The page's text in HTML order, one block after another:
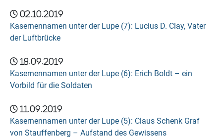
02.10.2019
Kasernennamen unter der Lupe (7): Lucius D. Clay, Vater
der Luftbrücke
18.09.2019
Kasernennamen unter der Lupe (6): Erich Boldt – ein
Vorbild für die Soldaten
11.09.2019
Kasernennamen unter der Lupe (5): Claus Schenk Graf
von Stauffenberg – Aufstand des Gewissens